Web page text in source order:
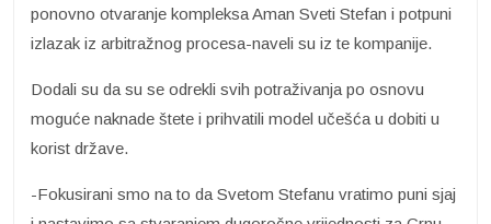
ponovno otvaranje kompleksa Aman Sveti Stefan i potpuni
izlazak iz arbitražnog procesa-naveli su iz te kompanije.
Dodali su da su se odrekli svih potraživanja po osnovu
moguće naknade štete i prihvatili model učešća u dobiti u
korist države.
-Fokusirani smo na to da Svetom Stefanu vratimo puni sjaj